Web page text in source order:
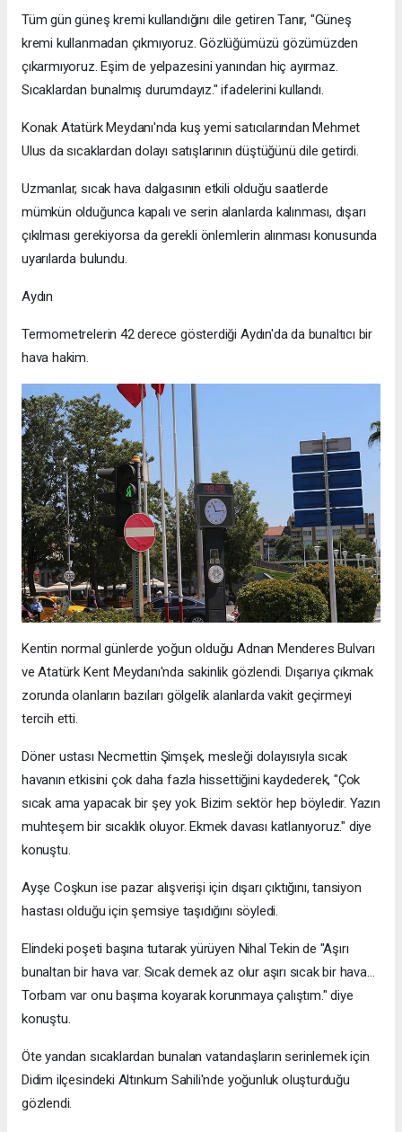
Tüm gün güneş kremi kullandığını dile getiren Tanır, "Güneş
kremi kullanmadan çıkmıyoruz. Gözlüğümüzü gözümüzden
çıkarmıyoruz. Eşim de yelpazesini yanından hiç ayırmaz.
Sıcaklardan bunalmış durumdayız." ifadelerini kullandı.
Konak Atatürk Meydanı'nda kuş yemi satıcılarından Mehmet
Ulus da sıcaklardan dolayı satışlarının düştüğünü dile getirdi.
Uzmanlar, sıcak hava dalgasının etkili olduğu saatlerde
mümkün olduğunca kapalı ve serin alanlarda kalınması, dışarı
çıkılması gerekiyorsa da gerekli önlemlerin alınması konusunda
uyarılarda bulundu.
Aydın
Termometrelerin 42 derece gösterdiği Aydın'da da bunaltıcı bir
hava hakim.
Kentin normal günlerde yoğun olduğu Adnan Menderes Bulvarı
ve Atatürk Kent Meydanı'nda sakinlik gözlendi. Dışarıya çıkmak
zorunda olanların bazıları gölgelik alanlarda vakit geçirmeyi
tercih etti.
Döner ustası Necmettin Şimşek, mesleği dolayısıyla sıcak
havanın etkisini çok daha fazla hissettiğini kaydederek, "Çok
sıcak ama yapacak bir şey yok. Bizim sektör hep böyledir. Yazın
muhteşem bir sıcaklık oluyor. Ekmek davası katlanıyoruz." diye
konuştu.
Ayşe Coşkun ise pazar alışverişi için dışarı çıktığını, tansiyon
hastası olduğu için şemsiye taşıdığını söyledi.
Elindeki poşeti başına tutarak yürüyen Nihal Tekin de "Aşırı
bunaltan bir hava var. Sıcak demek az olur aşırı sıcak bir hava…
Torbam var onu başıma koyarak korunmaya çalıştım." diye
konuştu.
Öte yandan sıcaklardan bunalan vatandaşların serinlemek için
Didim ilçesindeki Altınkum Sahili'nde yoğunluk oluşturduğu
gözlendi.